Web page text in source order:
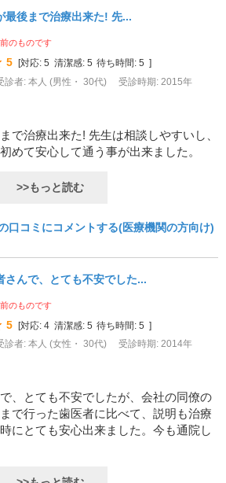
最後まで治療出来た! 先...
のものです
5 [対応: 5 清潔感: 5 待ち時間: 5 ]
診者: 本人 (男性・ 30代) 受診時期: 2015年
で治療出来た! 先生は相談しやすいし、
めて安心して通う事が出来ました。
>>もっと読む
口コミにコメントする(医療機関の方向け)
さんで、とても不安でした...
のものです
5 [対応: 4 清潔感: 5 待ち時間: 5 ]
診者: 本人 (女性・ 30代) 受診時期: 2014年
、とても不安でしたが、会社の同僚の
で行った歯医者に比べて、説明も治療
にとても安心出来ました。今も通院し